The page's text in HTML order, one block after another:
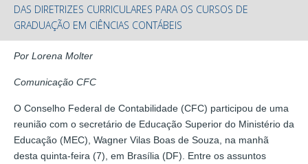
DAS DIRETRIZES CURRICULARES PARA OS CURSOS DE
GRADUAÇÃO EM CIÊNCIAS CONTÁBEIS
Por Lorena Molter
Comunicação CFC
O Conselho Federal de Contabilidade (CFC) participou de uma
reunião com o secretário de Educação Superior do Ministério da
Educação (MEC), Wagner Vilas Boas de Souza, na manhã
desta quinta-feira (7), em Brasília (DF). Entre os assuntos